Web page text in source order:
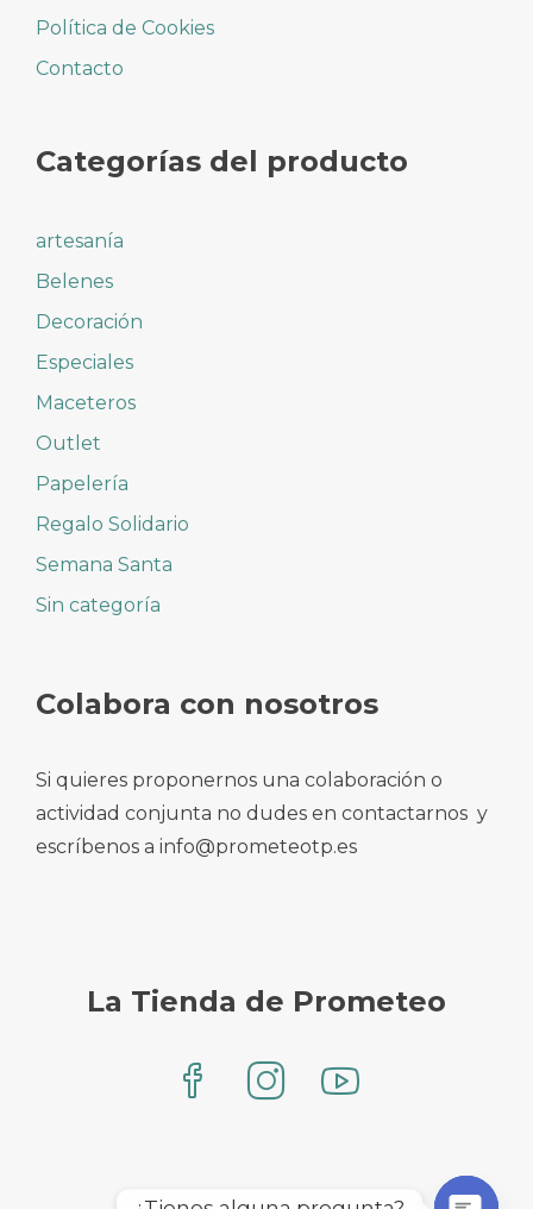
Política de Cookies
Contacto
Categorías del producto
artesanía
Belenes
Decoración
Especiales
Maceteros
Outlet
Papelería
Regalo Solidario
Semana Santa
Sin categoría
Colabora con nosotros
Si quieres proponernos una colaboración o
actividad conjunta no dudes en contactarnos y
escríbenos a info@prometeotp.es
La Tienda de Prometeo